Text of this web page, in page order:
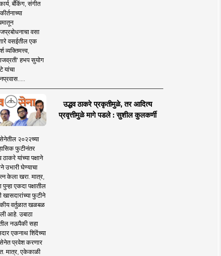
बँकिंग, संगीत
वसा
वसईतील एक
व्यक्तिमत्त्व,
हभप सुयोग
यांचा
उद्धव ठाकरे प्रकृतीमुळे, तर आदित्य
प्रवृत्तीमुळे मागे पडले : सुशील कुलकर्णी
२०२२च्या
फुटीनंतर
ठाकरे यांच्या पक्षाने
उभारी घेण्याचा
केला खरा. मात्र,
एकदा पक्षातील
खासदारांच्या फुटीने
वर्तुळात खळबळ
आहे. उबाठा
नऊपैकी सहा
एकनाथ शिंदेंच्या
प्रवेश करणार
मात्र, एकेकाळी